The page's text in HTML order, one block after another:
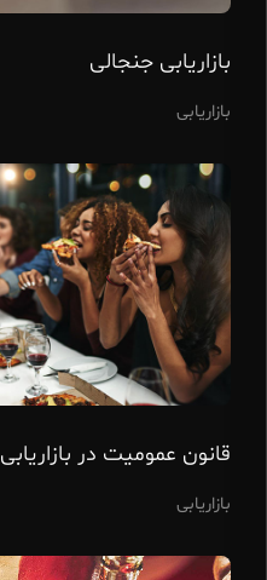
بازاریابی جنجالی
بازاریابی
قانون عمومیت در بازاریابی
بازاریابی